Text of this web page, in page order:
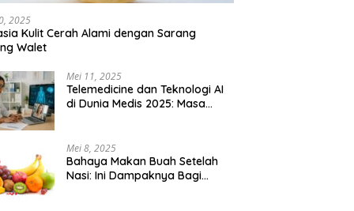
Tangganya Sendiri.
2025
Kulit Cerah Alami dengan Sarang
Walet
Mei 11, 2025
Telemedicine dan Teknologi AI
di Dunia Medis 2025: Masa
Mei 8, 2025
Bahaya Makan Buah Setelah
Nasi: Ini Dampaknya Bagi